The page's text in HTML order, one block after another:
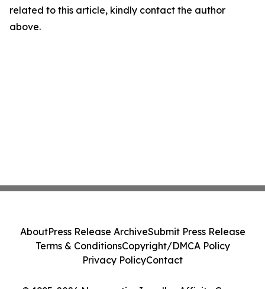
related to this article, kindly contact the author
above.
AboutPress Release ArchiveSubmit Press Release
Terms & ConditionsCopyright/DMCA Policy
Privacy PolicyContact